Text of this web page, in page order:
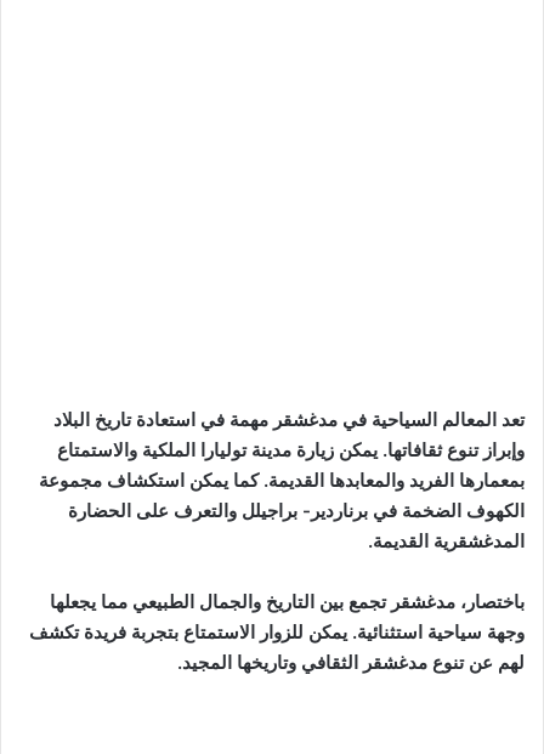
تعد المعالم السياحية في مدغشقر مهمة في استعادة تاريخ البلاد
وإبراز تنوع ثقافاتها. يمكن زيارة مدينة توليارا الملكية والاستمتاع
بمعمارها الفريد والمعابدها القديمة. كما يمكن استكشاف مجموعة
الكهوف الضخمة في برناردير- براجيلل والتعرف على الحضارة
المدغشقرية القديمة.
باختصار، مدغشقر تجمع بين التاريخ والجمال الطبيعي مما يجعلها
وجهة سياحية استثنائية. يمكن للزوار الاستمتاع بتجربة فريدة تكشف
لهم عن تنوع مدغشقر الثقافي وتاريخها المجيد.